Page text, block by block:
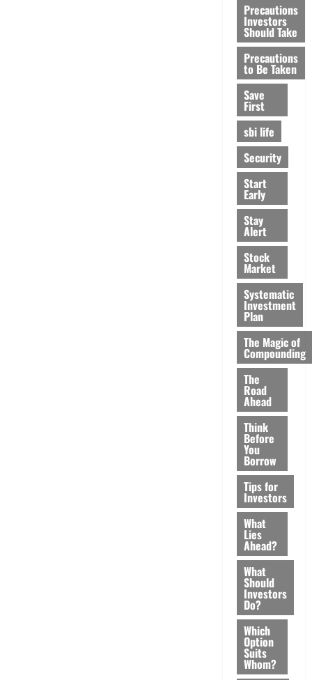
Precautions
Investors
Should Take
Precautions
to Be Taken
Save
First
sbi life
Security
Start
Early
Stay
Alert
Stock
Market
Systematic
Investment
Plan
The Magic of
Compounding
The
Road
Ahead
Think
Before
You
Borrow
Tips for
Investors
What
Lies
Ahead?
What
Should
Investors
Do?
Which
Option
Suits
Whom?